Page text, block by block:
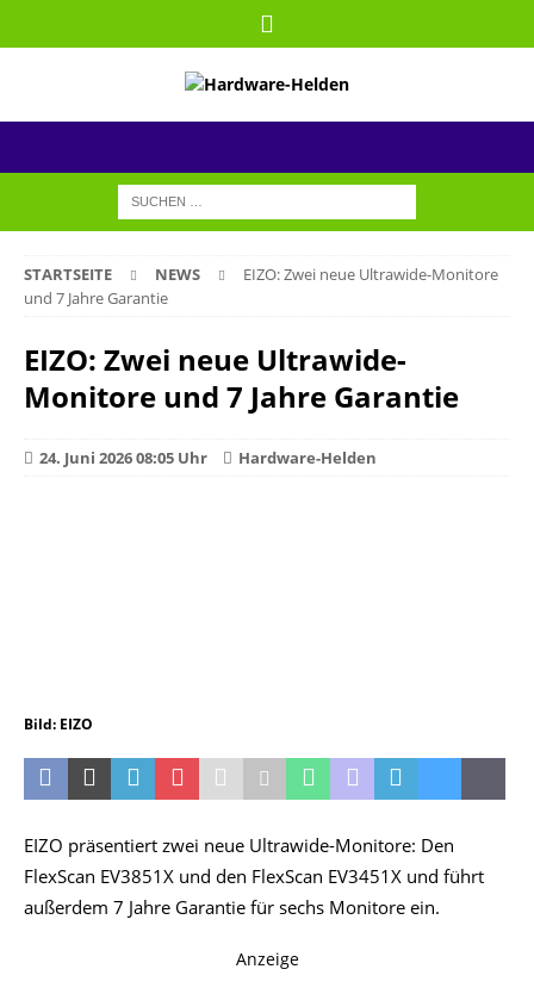
STARTSEITE NEWS
EIZO: Zwei neue Ultrawide-Monitore
und 7 Jahre Garantie
EIZO: Zwei neue Ultrawide-
Monitore und 7 Jahre Garantie
24. Juni 2026 08:05 Uhr Hardware-Helden
Bild: EIZO
EIZO präsentiert zwei neue Ultrawide-Monitore: Den
FlexScan EV3851X und den FlexScan EV3451X und führt
außerdem 7 Jahre Garantie für sechs Monitore ein.
Anzeige